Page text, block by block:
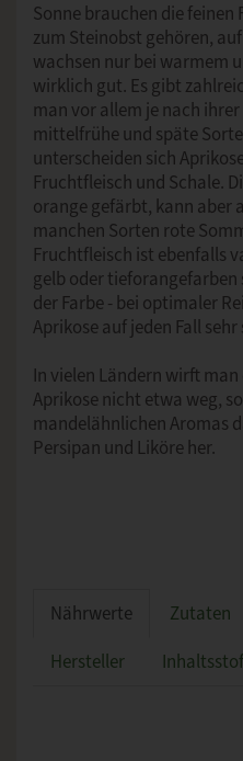
Sonne brauchen die
zum Steinobst gehören,
wachsen nur bei warmem
wirklich gut. Es gibt
man vor allem je nach
mittelfrühe und späte
unterscheiden sich
Fruchtfleisch und Schale.
orange gefärbt, kann aber
manchen Sorten rote
Fruchtfleisch ist ebenfalls
gelb oder tieforangefarben
der Farbe - bei optimaler
Aprikose auf jeden Fall
In vielen Ländern wirft
Aprikose nicht etwa weg,
mandelähnlichen Aromas
Persipan und Liköre her.
Nährwerte Zutaten
Hersteller